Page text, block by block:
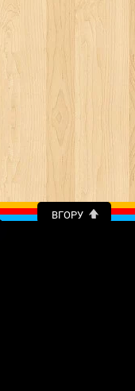
ВГОРУ